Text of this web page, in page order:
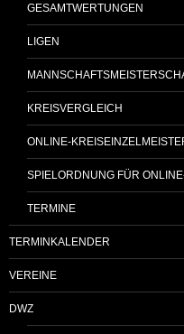
GESAMTWERTUNGEN
LIGEN
KREISVERGLEICH
ONLINE-
SPIELORDNUNG FÜR
TERMINE
TERMINKALENDER
VEREINE
DWZ